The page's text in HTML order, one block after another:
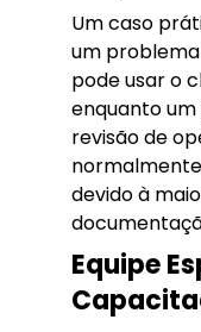
Um caso
um
pode usar o
enquanto
revisão de
devido à
Equipe